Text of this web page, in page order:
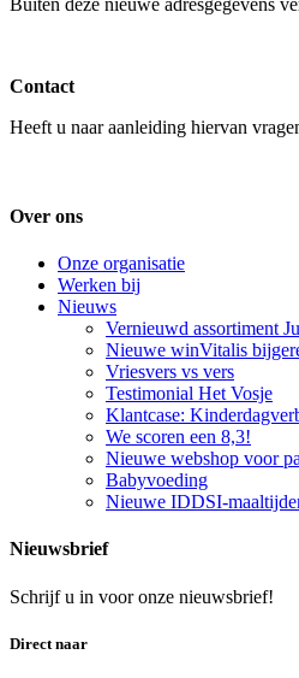
Buiten deze nieuwe adresgegevens
Contact
Heeft u naar aanleiding hiervan
Over ons
Onze organisatie
Werken bij
Nieuws
Vernieuwd assortiment
Nieuwe winVitalis
Vriesvers vs vers
Testimonial Het Vosje
Klantcase:
We scoren een 8,3!
Nieuwe webshop voor
Babyvoeding
Nieuwe IDDSI-
Nieuwsbrief
Schrijf u in voor onze nieuwsbrief!
Direct naar